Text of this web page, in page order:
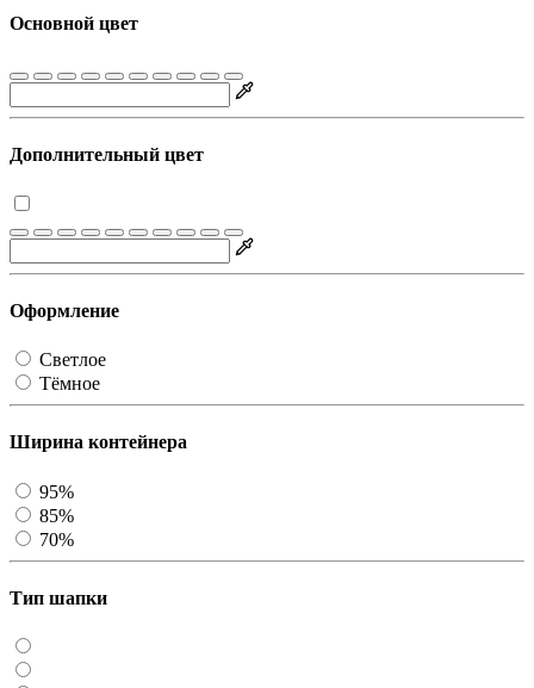
Основной цвет
Дополнительный цвет
Оформление
Светлое
Тёмное
Ширина контейнера
95%
85%
70%
Тип шапки